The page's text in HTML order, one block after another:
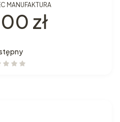
MANUFAKTURA
zł